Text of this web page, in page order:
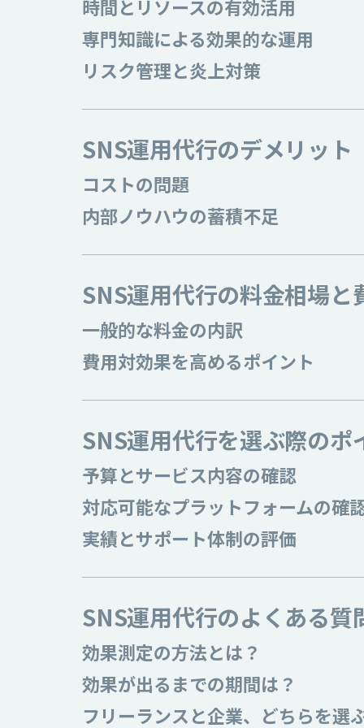
時間とリソースの有効活用
専門知識による効果的な運用
リスク管理と炎上対策
SNS運用代行のデメリット
コストの問題
内部ノウハウの蓄積不足
SNS運用代行の料金相場と
一般的な料金の内訳
費用対効果を高めるポイント
SNS運用代行を選ぶ際のポ
予算とサービス内容の確認
対応可能なプラットフォームの確
実績とサポート体制の評価
SNS運用代行のよくある質
効果測定の方法とは？
効果が出るまでの期間は？
フリーランスと企業、どちらを選